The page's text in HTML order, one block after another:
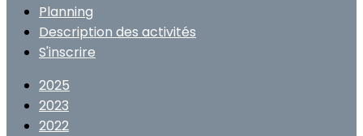
Planning
Description des activités
S'inscrire
2025
2023
2022